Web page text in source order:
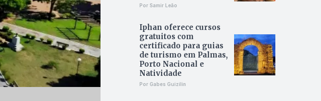
Por Samir Leão
Iphan oferece cursos
gratuitos com
certificado para guias
de turismo em Palmas,
Porto Nacional e
Natividade
Por Gabes Guizilin